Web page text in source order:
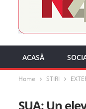
ACASĂ
Home STIRI
SUA: Un